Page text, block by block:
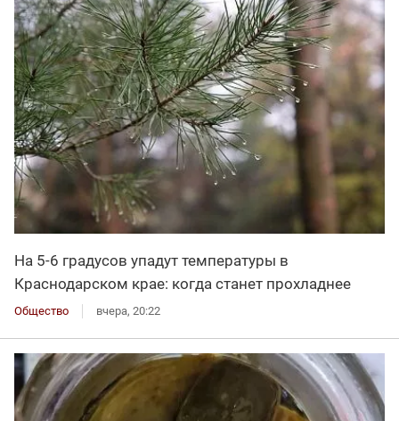
На 5-6 градусов упадут температуры в
Краснодарском крае: когда станет прохладнее
Общество вчера, 20:22